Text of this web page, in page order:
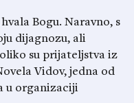
Bogu. Naravno, s
dijagnozu, ali
su prijateljstva iz
Vidov, jedna od
u organizaciji